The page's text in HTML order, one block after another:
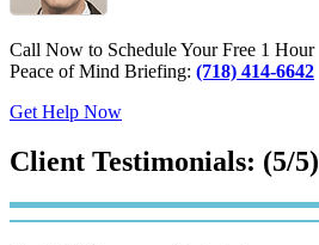
Call Now to Schedule Your Free 1 Hour
Peace of Mind Briefing: (718) 414-6642
Get Help Now
Client Testimonials: (5/5)